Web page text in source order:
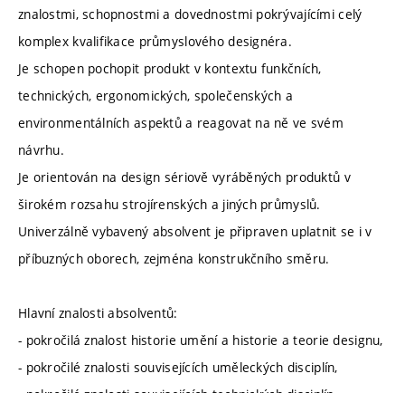
znalostmi, schopnostmi a dovednostmi pokrývajícími celý
komplex kvalifikace průmyslového designéra.
Je schopen pochopit produkt v kontextu funkčních,
technických, ergonomických, společenských a
environmentálních aspektů a reagovat na ně ve svém
návrhu.
Je orientován na design sériově vyráběných produktů v
širokém rozsahu strojírenských a jiných průmyslů.
Univerzálně vybavený absolvent je připraven uplatnit se i v
příbuzných oborech, zejména konstrukčního směru.
Hlavní znalosti absolventů:
- pokročilá znalost historie umění a historie a teorie designu,
- pokročilé znalosti souvisejících uměleckých disciplín,